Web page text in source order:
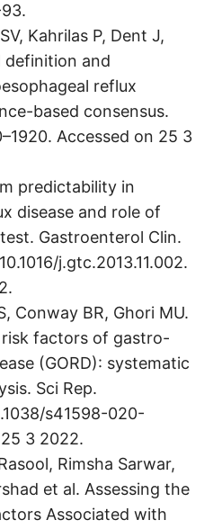
Kahrilas P, Dent J,
definition and
reflux
based consensus.
Accessed on 25 3
predictability in
disease and role of
Gastroenterol Clin.
j.gtc.2013.11.002.
Conway BR, Ghori MU.
risk factors of gastro-
(GORD): systematic
Sci Rep.
s41598-020-
3 2022.
Rimsha Sarwar,
et al. Assessing the
Associated with